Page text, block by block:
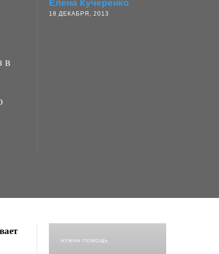
в
Елена Кучеренко
18 ДЕКАБРЯ, 2013
НУЖНА ПОМОЩЬ